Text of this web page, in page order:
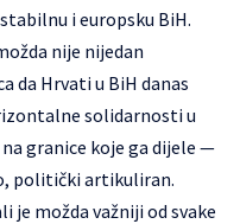
i europsku BiH.
nije nijedan
da Hrvati u BiH danas
solidarnosti u
granice koje ga dijele —
politički artikuliran.
je možda važniji od svake